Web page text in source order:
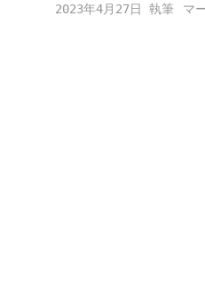
2023年4月27日 マ